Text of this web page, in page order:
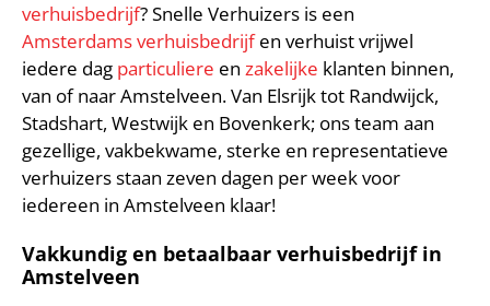
verhuisbedrijf? Snelle Verhuizers is een
Amsterdams verhuisbedrijfen verhuist vrijwel
iedere dag particuliere en zakelijke klanten binnen,
van of naar Amstelveen. Van Elsrijk tot Randwijck,
Stadshart, Westwijk en Bovenkerk; ons team aan
gezellige, vakbekwame, sterke en representatieve
verhuizers staan zeven dagen per week voor
iedereen in Amstelveen klaar!
Vakkundig en betaalbaar verhuisbedrijf in
Amstelveen